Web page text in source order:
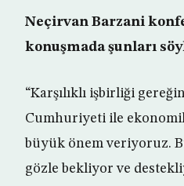
Neçirvan Barzani
konuşmada şunları
“Karşılıklı işbirliği
Cumhuriyeti ile
büyük önem veriyoruz.
gözle bekliyor ve